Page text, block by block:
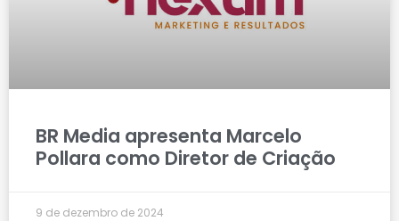
BR Media apresenta Marcelo
Pollara como Diretor de Criação
9 de dezembro de 2024